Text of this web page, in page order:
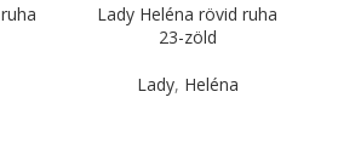
Lady Heléna rövid ruha
23-zöld
Lady, Heléna